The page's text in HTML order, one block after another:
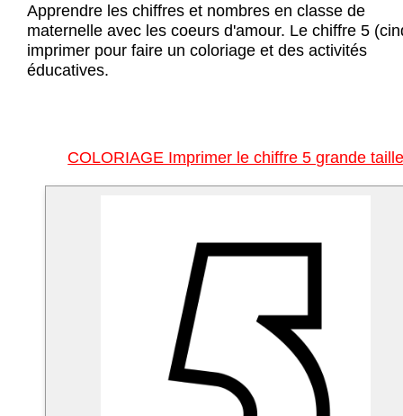
Apprendre les chiffres et nombres en classe de
maternelle avec les coeurs d'amour. Le chiffre 5
imprimer pour faire un coloriage et des activités
éducatives.
COLORIAGE Imprimer le chiffre 5 grande